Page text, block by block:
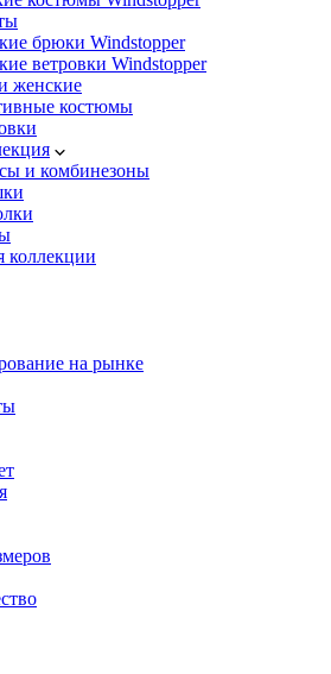
брюки Windstopper
ветровки Windstopper
женские
костюмы
и комбинезоны
коллекции
на рынке